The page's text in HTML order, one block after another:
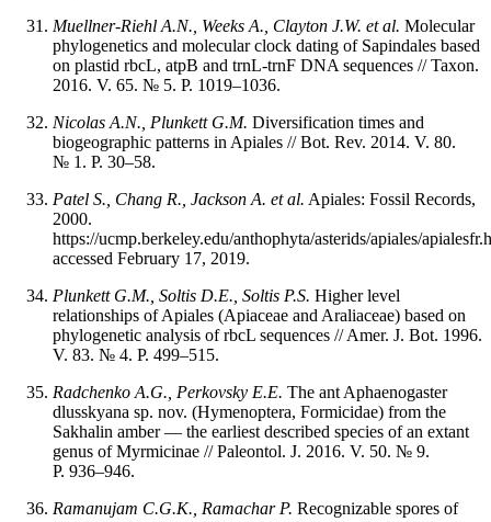
Muellner-Riehl A.N., Weeks A., Clayton J.W. et al. Molecular
phylogenetics and molecular clock dating of Sapindales based
on plastid rbcL, atpB and trnL-trnF DNA sequences // Taxon.
2016. V. 65. № 5. P. 1019–1036.
Nicolas A.N., Plunkett G.M. Diversification times and
biogeographic patterns in Apiales // Bot. Rev. 2014. V. 80.
№ 1. P. 30–58.
Patel S., Chang R., Jackson A. et al. Apiales: Fossil Records,
2000.
https://ucmp.berkeley.edu/anthophyta/asterids/apiales/
accessed February 17, 2019.
Plunkett G.M., Soltis D.E., Soltis P.S. Higher level
relationships of Apiales (Apiaceae and Araliaceae) based on
phylogenetic analysis of rbcL sequences // Amer. J. Bot. 1996.
V. 83. № 4. P. 499–515.
Radchenko A.G., Perkovsky E.E. The ant Aphaenogaster
dlusskyana sp. nov. (Hymenoptera, Formicidae) from the
Sakhalin amber — the earliest described species of an extant
genus of Myrmicinae // Paleontol. J. 2016. V. 50. № 9.
P. 936–946.
Ramanujam C.G.K., Ramachar P. Recognizable spores of